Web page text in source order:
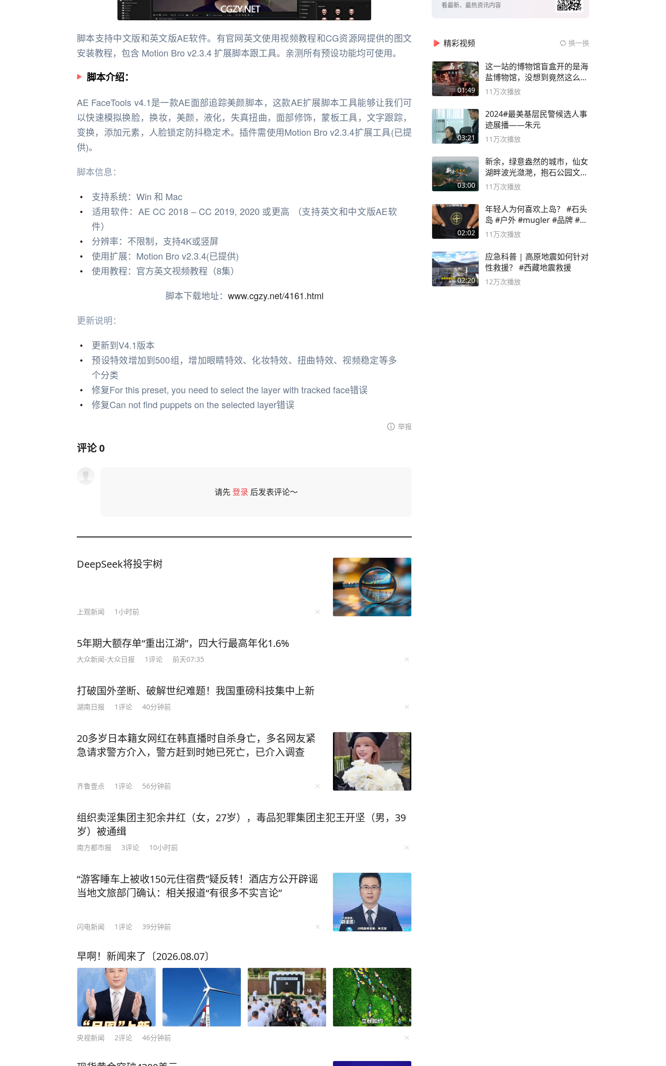
脚本支持中文版和英文版AE软件。有官网英文使用视频教程和CG资源网提供的图文
安装教程，包含 Motion Bro v2.3.4 扩展脚本跟工具。亲测所有预设功能均可使用。
脚本介绍：
AE FaceTools v4.1是一款AE面部追踪美颜脚本，这款AE扩展脚本工具能够让我们可
以快速模拟换脸，换妆，美颜，液化，失真扭曲，面部修饰，蒙板工具，文字跟踪，
变换，添加元素，人脸锁定防抖稳定术。插件需使用Motion Bro v2.3.4扩展工具(已提
供)。
脚本信息：
支持系统：Win 和 Mac
适用软件：AE CC 2018 – CC 2019, 2020 或更高 （支持英文和中文版AE软
件）
分辨率：不限制，支持4K或竖屏
使用扩展：Motion Bro v2.3.4(已提供)
使用教程：官方英文视频教程（8集）
脚本下载地址： www.cgzy.net/4161.html
更新说明：
更新到V4.1版本
预设特效增加到500组，增加眼睛特效、化妆特效、扭曲特效、视频稳定等多
个分类
修复For this preset, you need to select the layer with tracked face错误
修复Can not find puppets on the selected layer错误
举报
评论0
请先登录 后发表评论～
DeepSeek将投宇树
上观新闻 1小时前
5年期大额存单“重出江湖”，四大行最高年化1.6%
大众新闻-大众日报 1评论 前天07:35
打破国外垄断、破解世纪难题！我国重磅科技集中上新
湖南日报 1评论 40分钟前
20多岁日本籍女网红在韩直播时自杀身亡，多名网友紧
急请求警方介入，警方赶到时她已死亡，已介入调查
齐鲁壹点 1评论 56分钟前
组织卖淫集团主犯余井红（女，27岁），毒品犯罪集团主犯王开坚（男，39
岁）被通缉
南方都市报 3评论 10小时前
“游客睡车上被收150元住宿费”疑反转！酒店方公开辟谣
当地文旅部门确认：相关报道“有很多不实言论”
闪电新闻 1评论 39分钟前
早啊！新闻来了〔2026.08.07〕
央视新闻 2评论 46分钟前
看最新、最热资讯内容
精彩视频 换一换
01:49
这一站的博物馆盲盒开的是海
盐博物馆，没想到竟然这么好
逛！
11万次播放
03:21
2024#最美基层民警候选人事
迹展播——朱元
11万次播放
03:00
新余，绿意盎然的城市，仙女
湖畔波光潋滟，抱石公园文化
深邃……
11万次播放
02:02
年轻人为何喜欢上岛？ #石头
岛 #户外 #mugler #品牌 #足
球流氓
11万次播放
02:20
应急科普 | 高原地震如何针对
性救援？ #西藏地震救援
12万次播放